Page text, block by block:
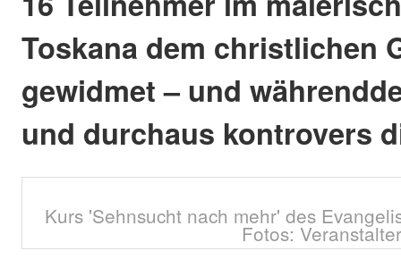
Toskana dem christlichen
gewidmet – und
und durchaus kontrovers
Kurs 'Sehnsucht nach mehr' des
Fotos: